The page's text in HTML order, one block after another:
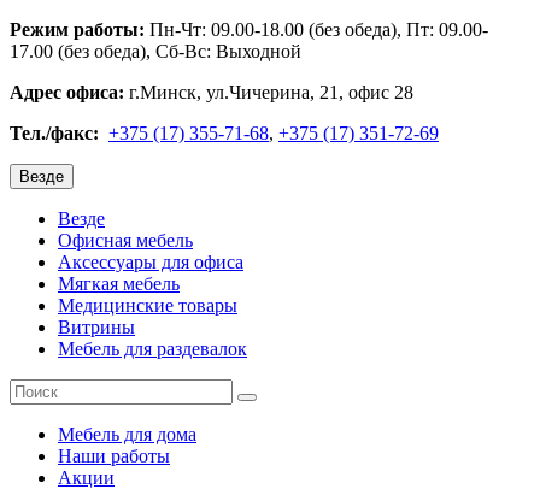
Режим работы: Пн-Чт: 09.00-18.00 (без обеда), Пт: 09.00-
17.00 (без обеда), Сб-Вс: Выходной
Адрес офиса: г.Минск, ул.Чичерина, 21, офис 28
Тел./факс: +375 (17) 355-71-68, +375 (17) 351-72-69
Везде
Везде
Офисная мебель
Аксессуары для офиса
Мягкая мебель
Медицинские товары
Витрины
Мебель для раздевалок
Мебель для дома
Наши работы
Акции